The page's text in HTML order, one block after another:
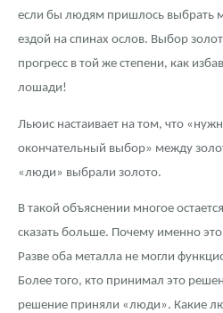
если бы людям пришлось выбрать
ездой на спинах ослов. Выбор
прогресс в той же степени, как
лошади!
Льюис настаивает на том, что
окончательный выбор» между
«люди» выбрали золото.
В такой объяснении многое
сказать больше. Почему именно
Разве оба металла не могли
Более того, кто принимал это
решение приняли «люди». Какие